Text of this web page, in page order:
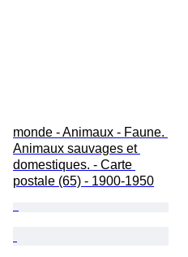
monde - Animaux - Faune.
Animaux sauvages et
domestiques. - Carte
postale (65) - 1900-1950